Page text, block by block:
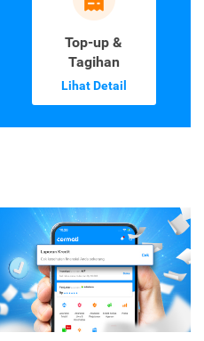
Top-up &
Tagihan
Lihat Detail